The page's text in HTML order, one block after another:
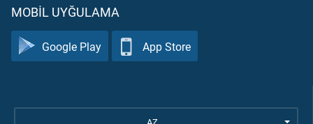
MOBIL UYĞULAMA
Google Play App Store